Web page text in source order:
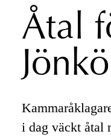
Åtal
i dag väckt åtal